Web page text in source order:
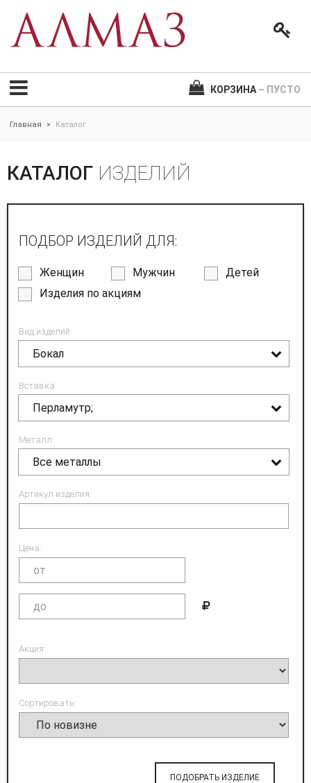
КОРЗИНА – ПУСТО
Главная > Каталог
КАТАЛОГ ИЗДЕЛИЙ
ПОДБОР ИЗДЕЛИЙ ДЛЯ:
Женщин Мужчин
Детей
Изделия по акциям
Вид изделий:
Бокал
Вставка:
Перламутр;
Металл:
Все металлы
Артикул изделия:
Цена:
Акция:
Сортировать:
ПОДОБРАТЬ ИЗДЕЛИЕ